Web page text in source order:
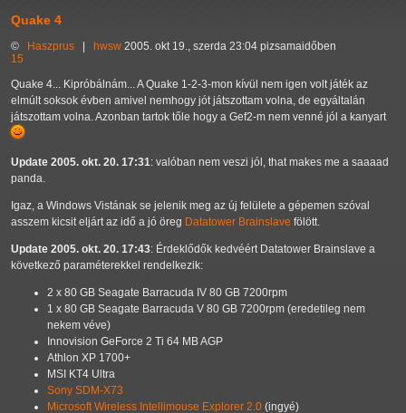
Quake 4
© Haszprus hwsw 2005. okt 19., szerda 23:04 pizsamaidőben
15
Quake 4... Kipróbálnám... A Quake 1-2-3-mon kívül nem igen volt játék az
elmúlt soksok évben amivel nemhogy jót játszottam volna, de egyáltalán
játszottam volna. Azonban tartok tőle hogy a Gef2-m nem venné jól a kanyart
Update 2005. okt. 20. 17:31: valóban nem veszi jól, that makes me a saaaad
panda.
Igaz, a Windows Vistának se jelenik meg az új felülete a gépemen szóval
asszem kicsit eljárt az idő a jó öreg Datatower Brainslave fölött.
Update 2005. okt. 20. 17:43: Érdeklődők kedvéért Datatower Brainslave a
következő paraméterekkel rendelkezik:
2 x 80 GB Seagate Barracuda IV 80 GB 7200rpm
1 x 80 GB Seagate Barracuda V 80 GB 7200rpm (eredetileg nem
nekem véve)
Innovision GeForce 2 Ti 64 MB AGP
Athlon XP 1700+
MSI KT4 Ultra
Sony SDM-X73
Microsoft Wireless Intellimouse Explorer 2.0 (ingyé)